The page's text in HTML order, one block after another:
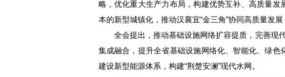
略，优化重大生产力布局，构建优势互补、高质量
本的新型城镇化，推动汉襄宜“金三角”协同高质量发
全会提出，‌推动基础设施网络扩容提质，完善现
集成融合，提升全省基础设施网络化、智能化、绿色
建设新型能源体系，构建“荆楚安澜”现代水网。